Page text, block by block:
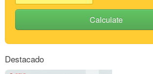
Calculate
Destacado